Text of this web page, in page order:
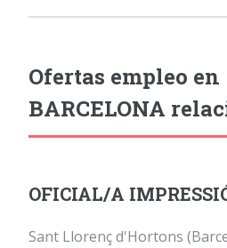
Ofertas empleo en
BARCELONA
OFICIAL/A
Sant Llorenç d'Hortons